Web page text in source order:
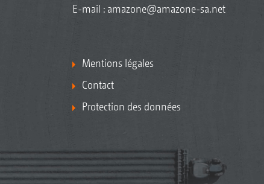
E-mail : amazone@amazone-sa.net
Mentions légales
Contact
Protection des données